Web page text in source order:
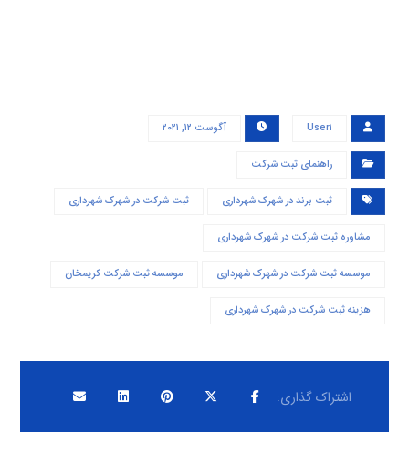
User۱ آگوست ۱۲, ۲۰۲۱
راهنمای ثبت شرکت
ثبت برند در شهرک شهرداری ثبت شرکت در شهرک شهرداری
مشاوره ثبت شرکت در شهرک شهرداری
موسسه ثبت شرکت در شهرک شهرداری موسسه ثبت شرکت کریمخان
هزینه ثبت شرکت در شهرک شهرداری